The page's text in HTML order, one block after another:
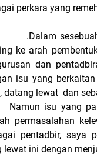
perkara yang
sesebuah
ke arah
dan
isu yang
datang lewat dan
Namun isu yang
permasalahan
pentadbir, saya
lewat ini dengan